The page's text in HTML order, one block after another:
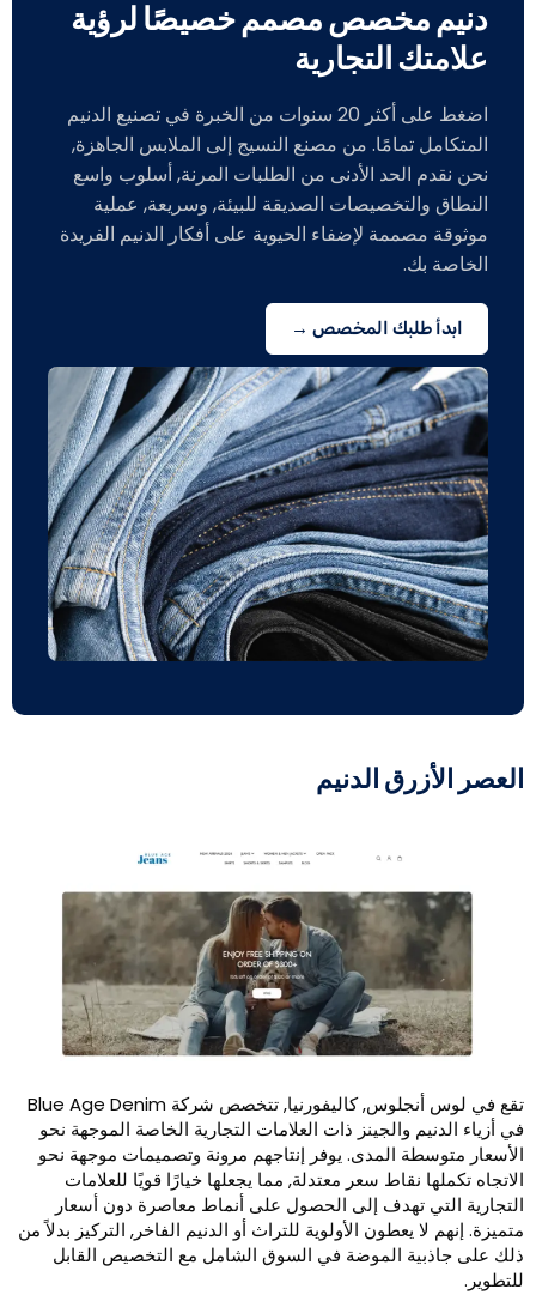
دنيم مخصص مصمم خصيصًا لرؤية
علامتك التجارية
اضغط على أكثر 20 سنوات من الخبرة في تصنيع الدنيم
المتكامل تمامًا. من مصنع النسيج إلى الملابس الجاهزة,
نحن نقدم الحد الأدنى من الطلبات المرنة, أسلوب واسع
النطاق والتخصيصات الصديقة للبيئة, وسريعة, عملية
موثوقة مصممة لإضفاء الحيوية على أفكار الدنيم الفريدة
الخاصة بك.
ابدأ طلبك المخصص →
الأزرق الدنيم
تقع في لوس أنجلوس, كاليفورنيا, تتخصص شركة Blue Age Denim
أزياء الدنيم والجينز ذات العلامات التجارية الخاصة الموجهة نحو
متوسطة المدى. يوفر إنتاجهم مرونة وتصميمات موجهة نحو
تكملها نقاط سعر معتدلة, مما يجعلها خيارًا قويًا للعلامات
التي تهدف إلى الحصول على أنماط معاصرة دون أسعار
إنهم لا يعطون الأولوية للتراث أو الدنيم الفاخر, التركيز بدلاً من
على جاذبية الموضة في السوق الشامل مع التخصيص القابل